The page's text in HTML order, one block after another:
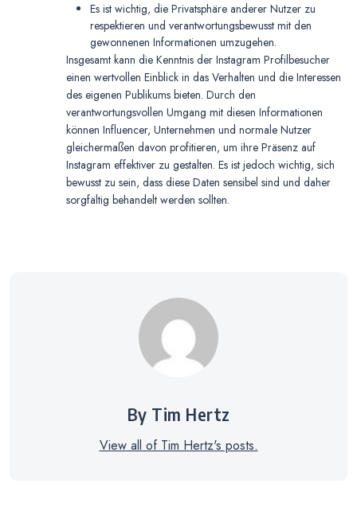
Es ist wichtig, die Privatsphäre anderer Nutzer zu
respektieren und verantwortungsbewusst mit den
gewonnenen Informationen umzugehen.
Insgesamt kann die Kenntnis der Instagram Profilbesucher
einen wertvollen Einblick in das Verhalten und die Interessen
des eigenen Publikums bieten. Durch den
verantwortungsvollen Umgang mit diesen Informationen
können Influencer, Unternehmen und normale Nutzer
gleichermaßen davon profitieren, um ihre Präsenz auf
Instagram effektiver zu gestalten. Es ist jedoch wichtig, sich
bewusst zu sein, dass diese Daten sensibel sind und daher
sorgfältig behandelt werden sollten.
By Tim Hertz
View all of Tim Hertz's posts.